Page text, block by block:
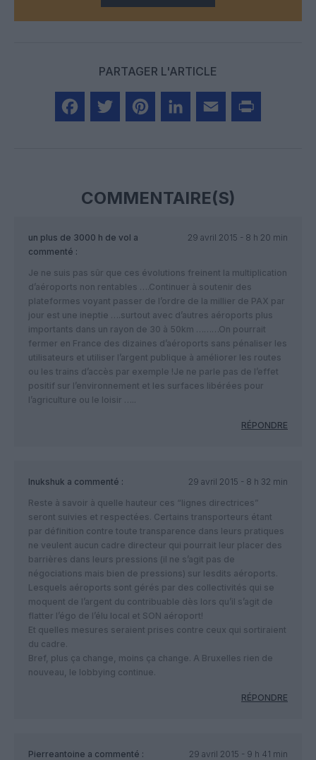
PARTAGER L'ARTICLE
COMMENTAIRE(S)
un plus de 3000 h de vol a
commenté :
29 avril 2015 - 8 h 20 min
Je ne suis pas sûr que ces évolutions freinent la multiplication
d’aéroports non rentables ….Continuer à soutenir des
plateformes voyant passer de l’ordre de la millier de PAX par
jour est une ineptie ….surtout avec d’autres aéroports plus
importants dans un rayon de 30 à 50km ………On pourrait
fermer en France des dizaines d’aéroports sans pénaliser les
utilisateurs et utiliser l’argent publique à améliorer les routes
ou les trains d’accès par exemple !Je ne parle pas de l’effet
positif sur l’environnement et les surfaces libérées pour
l’agriculture ou le loisir …..
RÉPONDRE
Inukshuk a commenté :
29 avril 2015 - 8 h 32 min
Reste à savoir à quelle hauteur ces “lignes directrices”
seront suivies et respectées. Certains transporteurs étant
par définition contre toute transparence dans leurs pratiques
ne veulent aucun cadre directeur qui pourrait leur placer des
barrières dans leurs pressions (il ne s’agit pas de
négociations mais bien de pressions) sur lesdits aéroports.
Lesquels aéroports sont gérés par des collectivités qui se
moquent de l’argent du contribuable dès lors qu’il s’agit de
flatter l’égo de l’élu local et SON aéroport!
Et quelles mesures seraient prises contre ceux qui sortiraient
du cadre.
Bref, plus ça change, moins ça change. A Bruxelles rien de
nouveau, le lobbying continue.
RÉPONDRE
Pierreantoine a commenté :
29 avril 2015 - 9 h 41 min